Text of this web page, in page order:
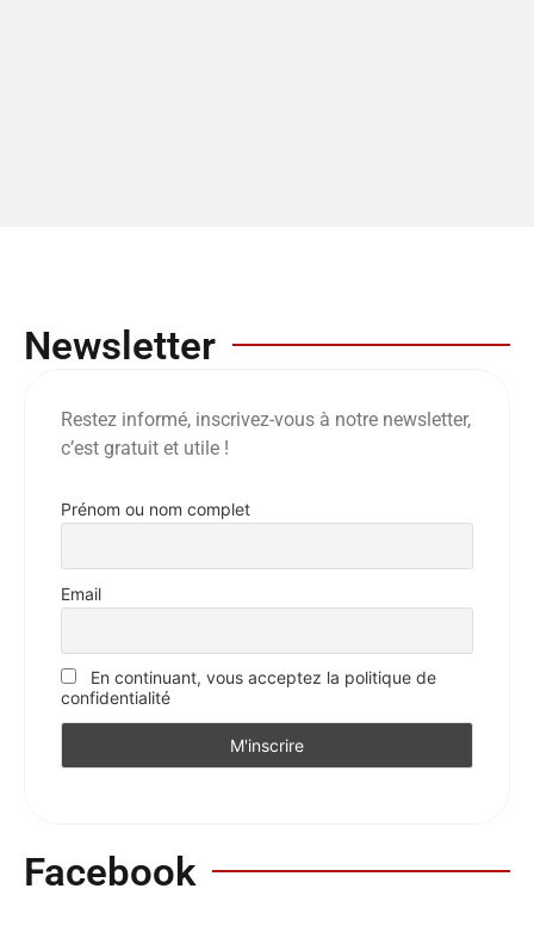
Newsletter
Restez informé, inscrivez-vous à notre newsletter,
c’est gratuit et utile !
Prénom ou nom complet
Email
En continuant, vous acceptez la politique de
confidentialité
Facebook